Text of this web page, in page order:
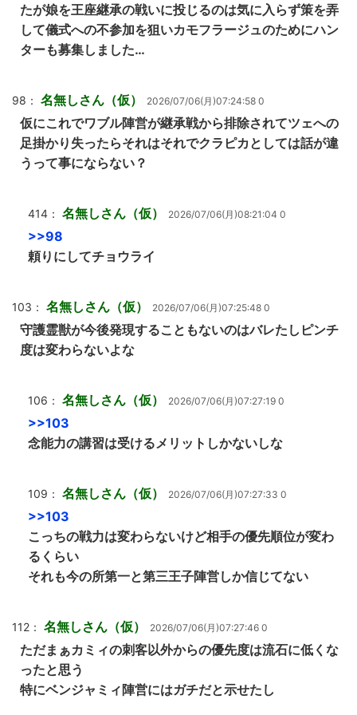
たが娘を王座継承の戦いに投じるのは気に入らず策を弄
して儀式への不参加を狙いカモフラージュのためにハン
ターも募集しました…
98： 名無しさん（仮） 2026/07/06(月)07:24:58 0
仮にこれでワブル陣営が継承戦から排除されてツェへの
足掛かり失ったらそれはそれでクラピカとしては話が違
うって事にならない？
414： 名無しさん（仮） 2026/07/06(月)08:21:04 0
>>98
頼りにしてチョウライ
103： 名無しさん（仮） 2026/07/06(月)07:25:48 0
守護霊獣が今後発現することもないのはバレたしピンチ
度は変わらないよな
106： 名無しさん（仮） 2026/07/06(月)07:27:19 0
>>103
念能力の講習は受けるメリットしかないしな
109： 名無しさん（仮） 2026/07/06(月)07:27:33 0
>>103
こっちの戦力は変わらないけど相手の優先順位が変わ
るくらい
それも今の所第一と第三王子陣営しか信じてない
112： 名無しさん（仮） 2026/07/06(月)07:27:46 0
ただまぁカミィの刺客以外からの優先度は流石に低くな
ったと思う
特にベンジャミィ陣営にはガチだと示せたし